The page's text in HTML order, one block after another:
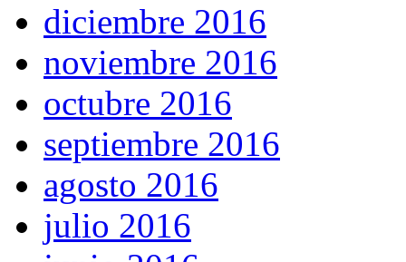
diciembre 2016
noviembre 2016
octubre 2016
septiembre 2016
agosto 2016
julio 2016